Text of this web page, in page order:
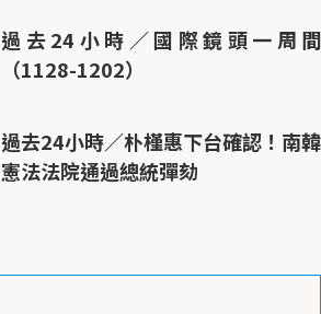
過去24小時／國際鏡頭一周間
（1128-1202）
過去24小時／朴槿惠下台確認！南韓
憲法法院通過總統彈劾